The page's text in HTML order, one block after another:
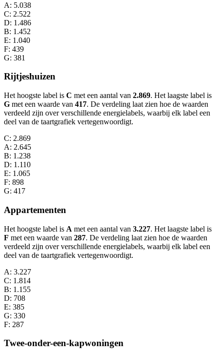
A: 5.038
C: 2.522
D: 1.486
B: 1.452
E: 1.040
F: 439
G: 381
Rijtjeshuizen
Het hoogste label is C met een aantal van 2.869. Het laagste label is
G met een waarde van 417. De verdeling laat zien hoe de waarden
verdeeld zijn over verschillende energielabels, waarbij elk label een
deel van de taartgrafiek vertegenwoordigt.
C: 2.869
A: 2.645
B: 1.238
D: 1.110
E: 1.065
F: 898
G: 417
Appartementen
Het hoogste label is A met een aantal van 3.227. Het laagste label is
F met een waarde van 287. De verdeling laat zien hoe de waarden
verdeeld zijn over verschillende energielabels, waarbij elk label een
deel van de taartgrafiek vertegenwoordigt.
A: 3.227
C: 1.814
B: 1.155
D: 708
E: 385
G: 330
F: 287
Twee-onder-een-kapwoningen